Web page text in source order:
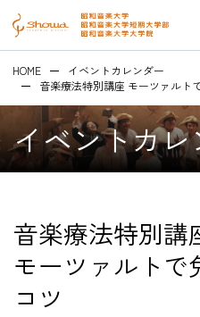
HOME
イベントカレンダー
音楽療法特別講座 モーツァルト
イベントカ
音楽療法特別講
モーツァルトで
コツ